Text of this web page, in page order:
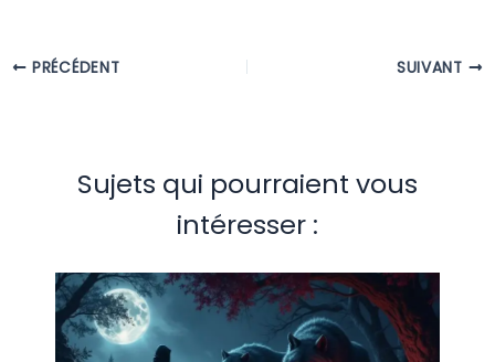
PRÉCÉDENT SUIVANT
Sujets qui pourraient vous
intéresser :